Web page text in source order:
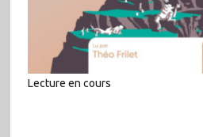
Lecture en cours